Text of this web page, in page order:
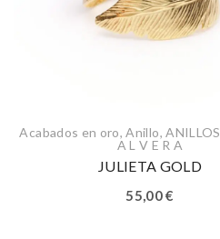
Acabados en oro,Anillo,ANILLOS
A L V E R A
JULIETA GOLD
55,00€